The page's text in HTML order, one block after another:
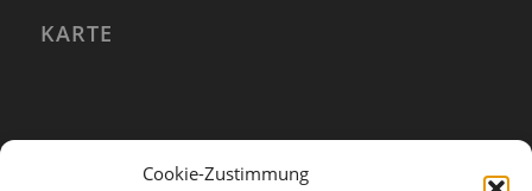
Cookie-Zustimmung
KARTE